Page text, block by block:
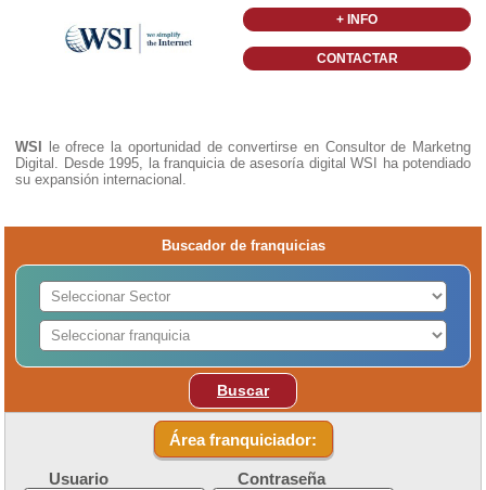
+ INFO
CONTACTAR
WSI
le ofrece la oportunidad de convertirse en Consultor de Marketng
Digital. Desde 1995, la franquicia de asesoría digital WSI ha potendiado
su expansión internacional.
Buscador de franquicias
Buscar
Área franquiciador:
Usuario Contraseña